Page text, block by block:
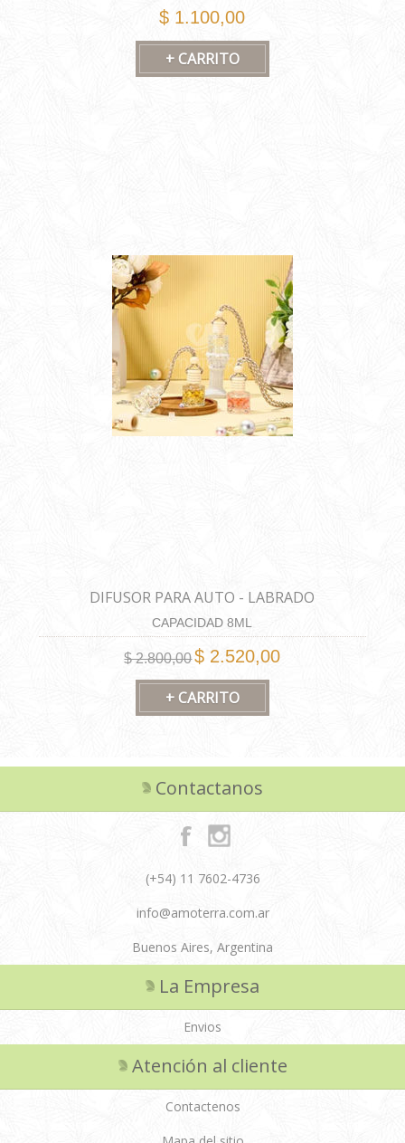
$ 1.100,00
DIFUSOR PARA AUTO - LABRADO
CAPACIDAD 8ML
$ 2.800,00$ 2.520,00
Contactanos
(+54) 11 7602-4736
info@amoterra.com.ar
Buenos Aires, Argentina
La Empresa
Envios
Atención al cliente
Contactenos